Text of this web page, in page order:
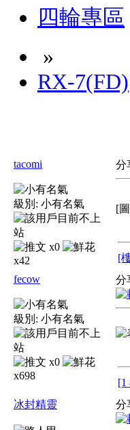
四輪專區
»
RX-7(FD)
tacomi
級別: 小有名氣
x0
x42
分
[
[
fecow
級別: 小有名氣
x0
x698
分
[1
冰封精靈
分